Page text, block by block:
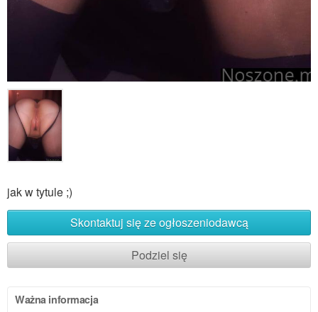
jak w tytule ;)
Skontaktuj się ze ogłoszeniodawcą
Podziel się
Ważna informacja